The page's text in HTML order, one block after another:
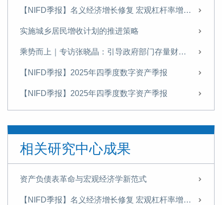
【NIFD季报】名义经济增长修复 宏观杠杆率增幅收窄——2026年一季度宏观杠杆率报告
实施城乡居民增收计划的推进策略
乘势而上｜专访张晓晶：引导政府部门存量财富向居民部门适度转移
【NIFD季报】2025年四季度数字资产季报
【NIFD季报】2025年四季度数字资产季报
【NIFD季报】优化宏观杠杆率结构 提高信用扩张对增长的支持效能——2025年四季度宏观杠杆率报告
壮大耐心资本：理论逻辑、时代价值与现实路径
相关研究中心成果
资产负债表革命与宏观经济学新范式
【NIFD季报】名义经济增长修复 宏观杠杆率增幅收窄——2026年一季度宏观杠杆率报告